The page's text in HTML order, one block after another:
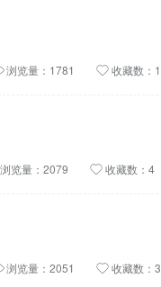
浏览量：1781 收藏数：1
浏览量：2079 收藏数：4
浏览量：2051 收藏数：3